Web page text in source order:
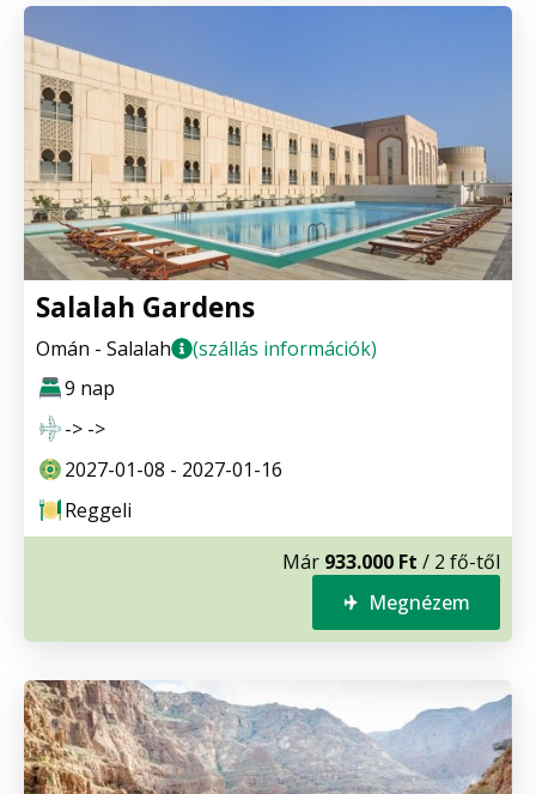
Salalah Gardens
Omán - Salalah
(szállás információk)
9 nap
-> ->
2027-01-08 - 2027-01-16
Reggeli
Már 933.000 Ft / 2 fő-től
Megnézem